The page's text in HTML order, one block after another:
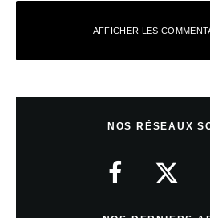
AFFICHER LES
NOS RÉSEAUX